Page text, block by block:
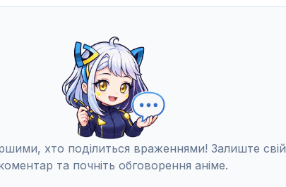
хто поділиться враженнями! Залиште свій
та почніть обговорення аніме.